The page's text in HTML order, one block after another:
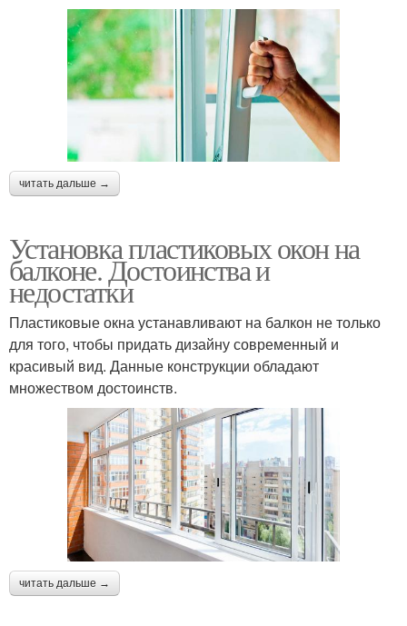
читать дальше →
Установка пластиковых окон на
балконе. Достоинства и
недостатки
Пластиковые окна устанавливают на балкон не только
для того, чтобы придать дизайну современный и
красивый вид. Данные конструкции обладают
множеством достоинств.
читать дальше →